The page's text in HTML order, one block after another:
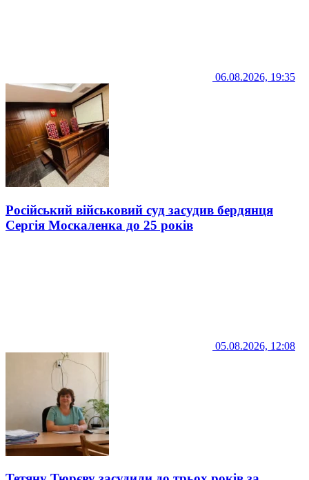
06.08.2026, 19:35
Російський військовий суд засудив бердянця
Сергія Москаленка до 25 років
05.08.2026, 12:08